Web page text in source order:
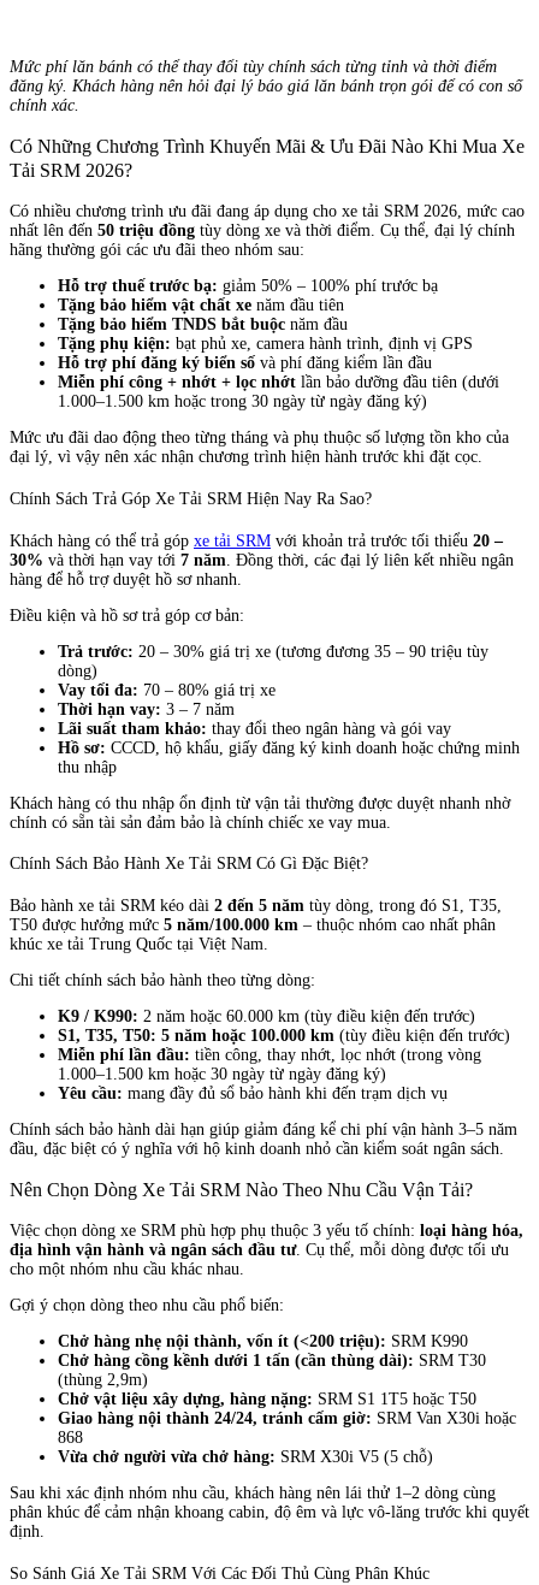
Mức phí lăn bánh có thể thay đổi tùy chính sách từng tỉnh và thời điểm
đăng ký. Khách hàng nên hỏi đại lý báo giá lăn bánh trọn gói để có con số
chính xác.
Có Những Chương Trình Khuyến Mãi & Ưu Đãi Nào Khi Mua Xe
Tải SRM 2026?
Có nhiều chương trình ưu đãi đang áp dụng cho xe tải SRM 2026, mức cao
nhất lên đến 50 triệu đồng tùy dòng xe và thời điểm. Cụ thể, đại lý chính
hãng thường gói các ưu đãi theo nhóm sau:
Hỗ trợ thuế trước bạ: giảm 50% – 100% phí trước bạ
Tặng bảo hiểm vật chất xe năm đầu tiên
Tặng bảo hiểm TNDS bắt buộc năm đầu
Tặng phụ kiện: bạt phủ xe, camera hành trình, định vị GPS
Hỗ trợ phí đăng ký biển số và phí đăng kiểm lần đầu
Miễn phí công + nhớt + lọc nhớt lần bảo dưỡng đầu tiên (dưới
1.000–1.500 km hoặc trong 30 ngày từ ngày đăng ký)
Mức ưu đãi dao động theo từng tháng và phụ thuộc số lượng tồn kho của
đại lý, vì vậy nên xác nhận chương trình hiện hành trước khi đặt cọc.
Chính Sách Trả Góp Xe Tải SRM Hiện Nay Ra Sao?
Khách hàng có thể trả góp xe tải SRM với khoản trả trước tối thiểu 20 –
30% và thời hạn vay tới 7 năm . Đồng thời, các đại lý liên kết nhiều ngân
hàng để hỗ trợ duyệt hồ sơ nhanh.
Điều kiện và hồ sơ trả góp cơ bản:
Trả trước: 20 – 30% giá trị xe (tương đương 35 – 90 triệu tùy
dòng)
Vay tối đa: 70 – 80% giá trị xe
Thời hạn vay: 3 – 7 năm
Lãi suất tham khảo: thay đổi theo ngân hàng và gói vay
Hồ sơ: CCCD, hộ khẩu, giấy đăng ký kinh doanh hoặc chứng minh
thu nhập
Khách hàng có thu nhập ổn định từ vận tải thường được duyệt nhanh nhờ
chính có sẵn tài sản đảm bảo là chính chiếc xe vay mua.
Chính Sách Bảo Hành Xe Tải SRM Có Gì Đặc Biệt?
Bảo hành xe tải SRM kéo dài 2 đến 5 năm tùy dòng, trong đó S1, T35,
T50 được hưởng mức 5 năm/100.000 km – thuộc nhóm cao nhất phân
khúc xe tải Trung Quốc tại Việt Nam.
Chi tiết chính sách bảo hành theo từng dòng:
K9 / K990: 2 năm hoặc 60.000 km (tùy điều kiện đến trước)
S1, T35, T50: 5 năm hoặc 100.000 km (tùy điều kiện đến trước)
Miễn phí lần đầu: tiền công, thay nhớt, lọc nhớt (trong vòng
1.000–1.500 km hoặc 30 ngày từ ngày đăng ký)
Yêu cầu: mang đầy đủ sổ bảo hành khi đến trạm dịch vụ
Chính sách bảo hành dài hạn giúp giảm đáng kể chi phí vận hành 3–5 năm
đầu, đặc biệt có ý nghĩa với hộ kinh doanh nhỏ cần kiểm soát ngân sách.
Nên Chọn Dòng Xe Tải SRM Nào Theo Nhu Cầu Vận Tải?
Việc chọn dòng xe SRM phù hợp phụ thuộc 3 yếu tố chính: loại hàng hóa,
địa hình vận hành và ngân sách đầu tư. Cụ thể, mỗi dòng được tối ưu
cho một nhóm nhu cầu khác nhau.
Gợi ý chọn dòng theo nhu cầu phổ biến:
Chở hàng nhẹ nội thành, vốn ít (<200 triệu): SRM K990
Chở hàng cồng kềnh dưới 1 tấn (cần thùng dài): SRM T30
(thùng 2,9m)
Chở vật liệu xây dựng, hàng nặng: SRM S1 1T5 hoặc T50
Giao hàng nội thành 24/24, tránh cấm giờ: SRM Van X30i hoặc
868
Vừa chở người vừa chở hàng: SRM X30i V5 (5 chỗ)
Sau khi xác định nhóm nhu cầu, khách hàng nên lái thử 1–2 dòng cùng
phân khúc để cảm nhận khoang cabin, độ êm và lực vô-lăng trước khi quyết
định.
So Sánh Giá Xe Tải SRM Với Các Đối Thủ Cùng Phân Khúc